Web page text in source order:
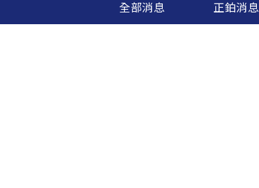
全部消息 正鉑消息